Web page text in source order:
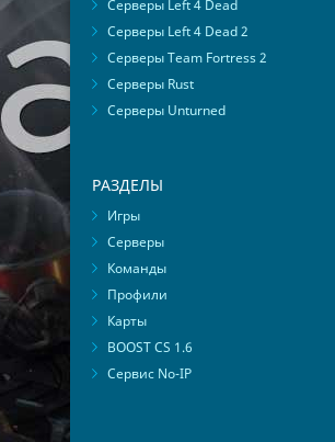
Серверы Left 4 Dead
Серверы Left 4 Dead 2
Серверы Team Fortress 2
Серверы Rust
Серверы Unturned
РАЗДЕЛЫ
Игры
Серверы
Команды
Профили
Карты
BOOST CS 1.6
Сервис No-IP